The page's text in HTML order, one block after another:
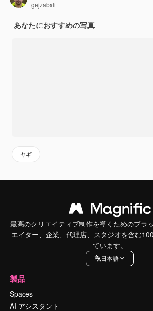
gejzabali
あなたにおすすめの写真
ヤギ
最高のクリエイティブ制作を導くためのプラ
エイター、企業、代理店、スタジオを含む
ています。
日本語
製品
Spaces
AI アシスタント